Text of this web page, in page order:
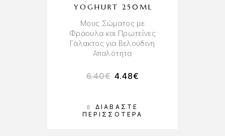
ΔΙΑΒΆΣΤΕ
ΠΕΡΙΣΣΌΤΕΡΑ
YOGHURT 250ML
Μους Σώματος με
Φράουλα και Πρωτεΐνες
Γάλακτος για Βελούδινη
Απαλότητα
6.40€ 4.48€